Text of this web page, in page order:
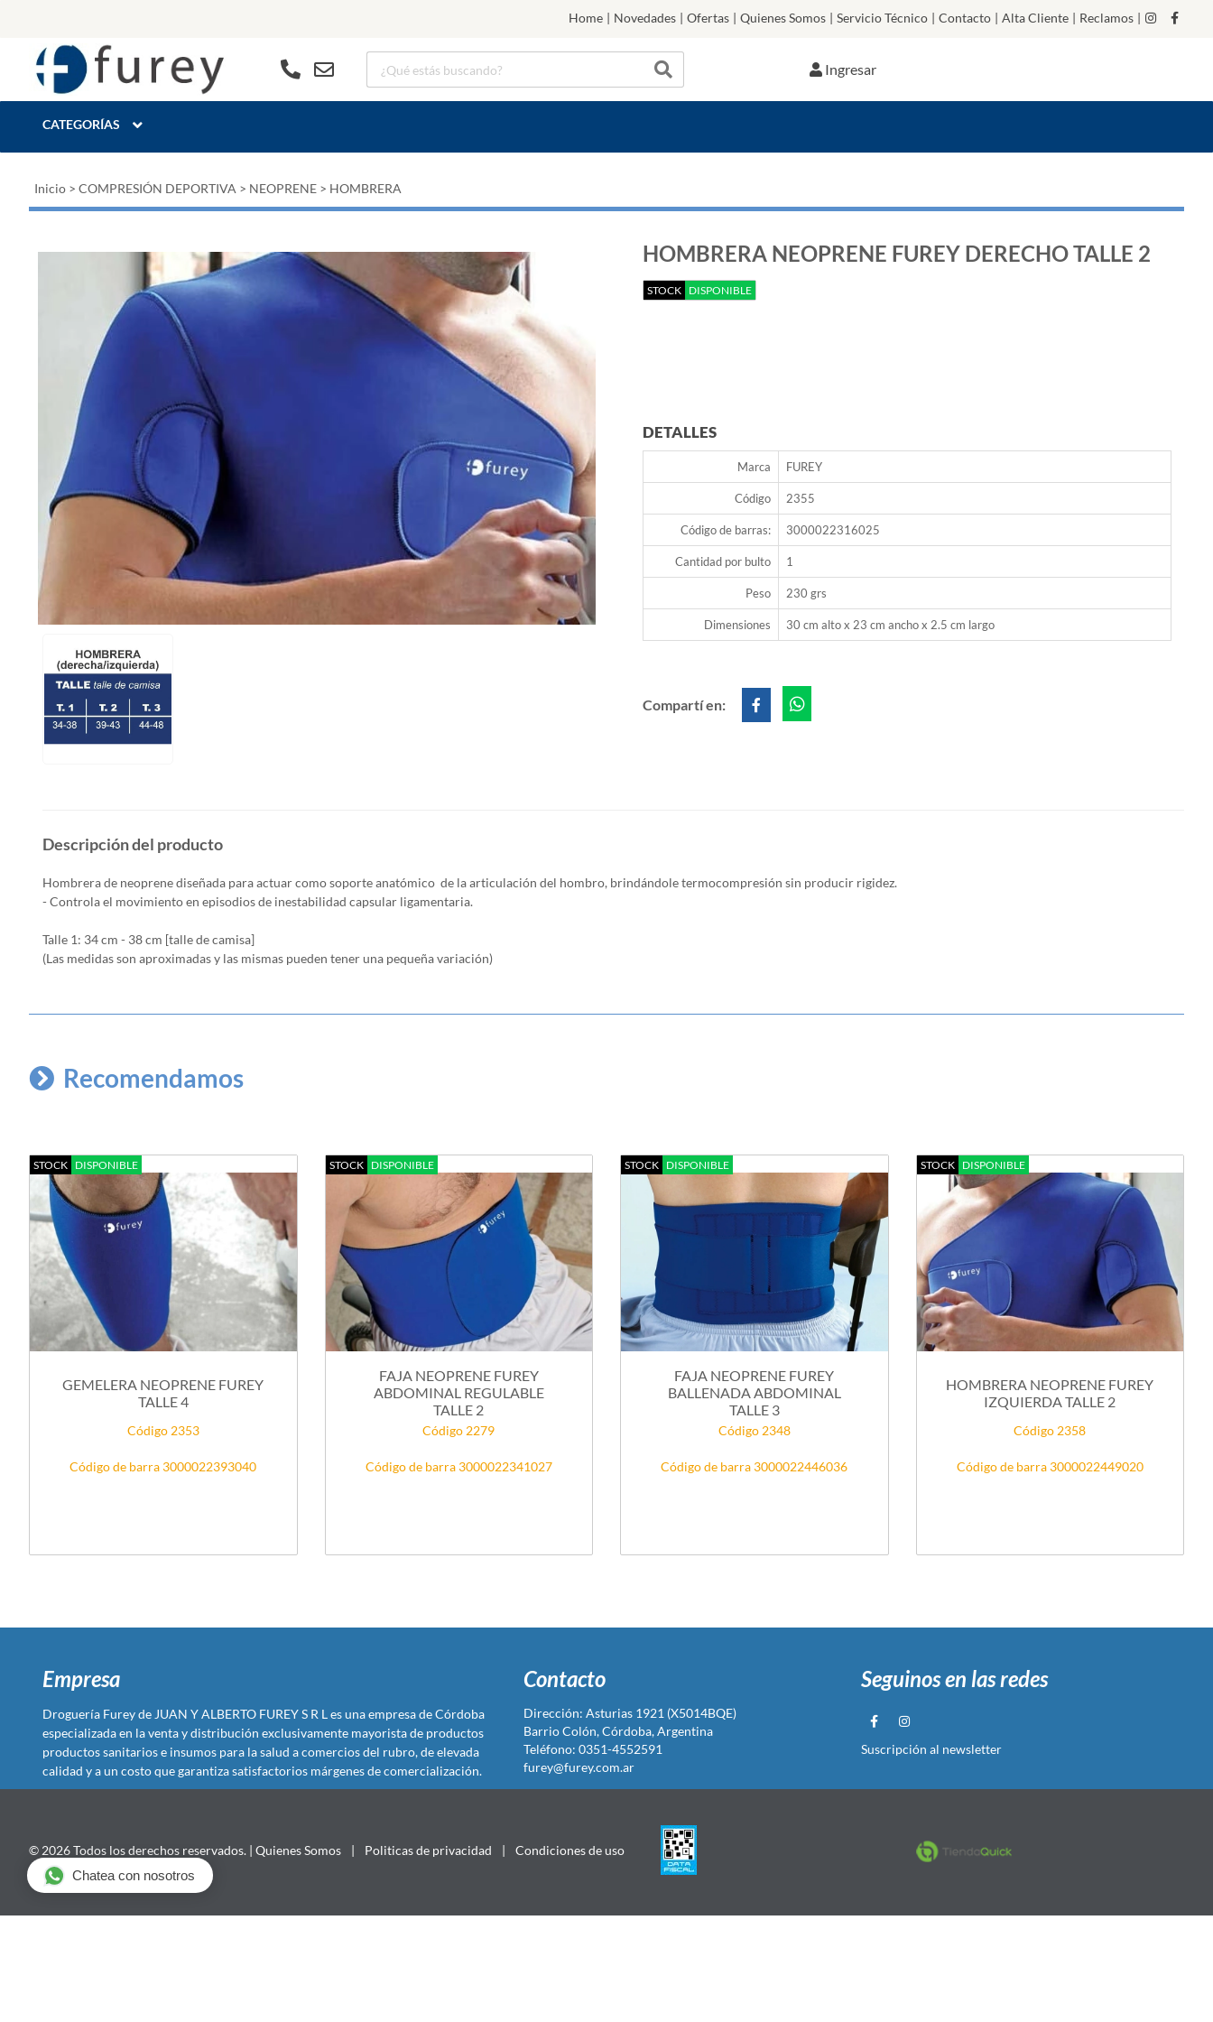
Home | Novedades | Ofertas | Quienes Somos | Servicio Técnico | Contacto | Alta Cliente | Reclamos |
Ingresar
CATEGORÍAS
Inicio > COMPRESIÓN DEPORTIVA > NEOPRENE > HOMBRERA
HOMBRERA NEOPRENE FUREY DERECHO TALLE 2
STOCK DISPONIBLE
DETALLES
Marca FUREY
Código 2355
Código de barras: 3000022316025
Cantidad por bulto 1
Peso 230 grs
Dimensiones 30 cm alto x 23 cm ancho x 2.5 cm largo
Compartí en:
Descripción del producto
Hombrera de neoprene diseñada para actuar como soporte anatómico de la articulación del hombro, brindándole termocompresión sin producir rigidez.
- Controla el movimiento en episodios de inestabilidad capsular ligamentaria.
Talle 1: 34 cm - 38 cm [talle de camisa]
(Las medidas son aproximadas y las mismas pueden tener una pequeña variación)
Recomendamos
STOCK DISPONIBLE
GEMELERA NEOPRENE FUREY
TALLE 4
Código 2353
Código de barra 3000022393040
STOCK DISPONIBLE
FAJA NEOPRENE FUREY
ABDOMINAL REGULABLE
TALLE 2
Código 2279
Código de barra 3000022341027
STOCK DISPONIBLE
FAJA NEOPRENE FUREY
BALLENADA ABDOMINAL
TALLE 3
Código 2348
Código de barra 3000022446036
STOCK DISPONIBLE
HOMBRERA NEOPRENE FUREY
IZQUIERDA TALLE 2
Código 2358
Código de barra 3000022449020
Empresa
Droguería Furey de JUAN Y ALBERTO FUREY S R L es una empresa de Córdoba
especializada en la venta y distribución exclusivamente mayorista de productos
productos sanitarios e insumos para la salud a comercios del rubro, de elevada
calidad y a un costo que garantiza satisfactorios márgenes de comercialización.
Contacto
Dirección: Asturias 1921 (X5014BQE)
Barrio Colón, Córdoba, Argentina
Teléfono: 0351-4552591
furey@furey.com.ar
Seguinos en las redes
Suscripción al newsletter
© 2026 Todos los derechos reservados. | Quienes Somos | Politicas de privacidad |
Condiciones de uso
Chatea con nosotros